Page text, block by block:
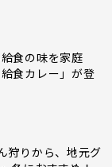
食の味を家庭
食カレー」が登
狩りから、地元グ